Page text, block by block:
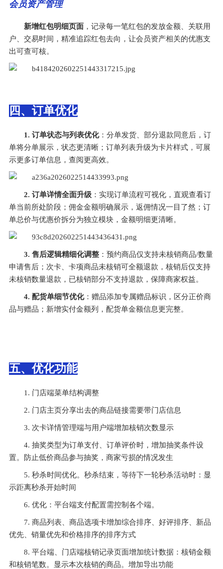
会员资产管理
新增红包明细页面 ，记录每一笔红包的发放金额、关联用
户、交易时间，精准追踪红包去向，让会员资产相关的优惠支
出可查可核。
四、订单优化
1. 订单状态与列表优化：分单发货、部分退款同意后，订
单将分单展示，状态更清晰；订单列表升级为卡片样式，可展
示更多订单信息，查阅更高效。
2. 订单详情全面升级 ：实现订单流程可视化，直观查看订
单当前所处阶段；佣金金额明确展示，返佣情况一目了然；订
单总价与优惠价拆分为独立模块，金额明细更清晰。
3. 售后逻辑精细化调整 ：预约商品仅支持未核销商品/数量
申请售后；次卡、卡项商品未核销可全额退款，核销后仅支持
未核销数量退款，已核销部分不支持退款，保障商家权益。
4. 配货单细节优化：赠品添加专属赠品标识，区分正价商
品与赠品；新增实付金额列，配货单金额信息更完整。
五、优化功能
1. 门店端菜单结构调整
2. 门店主页分享出去的商品链接需要带门店信息
3. 次卡详情管理端与用户端增加核销次数显示
4. 抽奖类型为订单支付、订单评价时，增加抽奖条件设
置。防止低价商品参与抽奖，商家亏损的情况发生
5. 秒杀时间优化。秒杀结束，等待下一轮秒杀活动时：显
示距离秒杀开始时间
6. 优化：平台端支付配置需控制各个端。
7. 商品列表、商品选项卡增加综合排序、好评排序、新品
优先、销量优先和价格排序的排序方式
8. 平台端、门店端核销记录页面增加统计数据：核销金额
和核销笔数。显示本次核销的商品。增加导出功能